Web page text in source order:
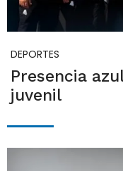
DEPORTES
Presencia
juvenil